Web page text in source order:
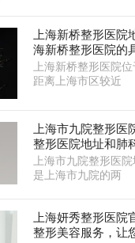
上海新桥整形医院
海新桥整形医院的
上海新桥整形医院
距离上海市区较近
上海市九院整形医
整形医院地址和肺
上海市九院整形医
是上海市九院的两
上海妍秀整形医院
整形美容服务，让